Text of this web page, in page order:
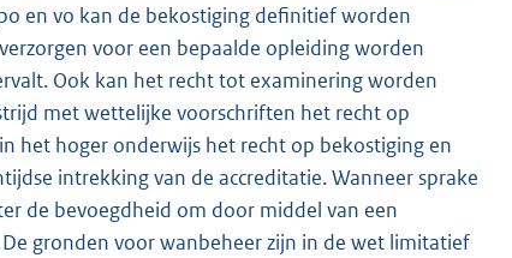
en vo kan de bekostiging definitief worden
voor een bepaalde opleiding worden
Ook kan het recht tot examinering worden
met wettelijke voorschriften het recht op
het hoger onderwijs het recht op bekostiging en
intrekking van de accreditatie. Wanneer sprake
de bevoegdheid om door middel van een
gronden voor wanbeheer zijn in de wet limitatief